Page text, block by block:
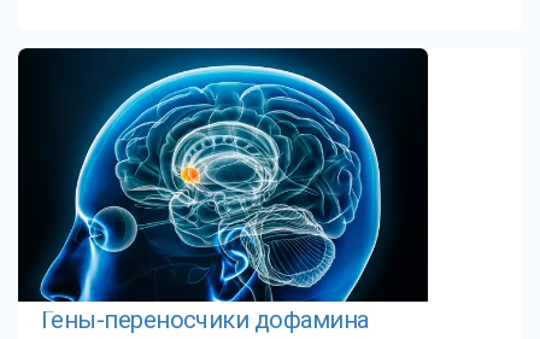
Гены-переносчики дофамина